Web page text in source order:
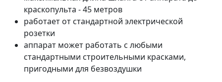
краскопульта - 45 метров
работает от стандартной электрической
розетки
аппарат может работать с любыми
стандартными строительными красками,
пригодными для безвоздушки